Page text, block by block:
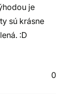
je
sú krásne
:D
0